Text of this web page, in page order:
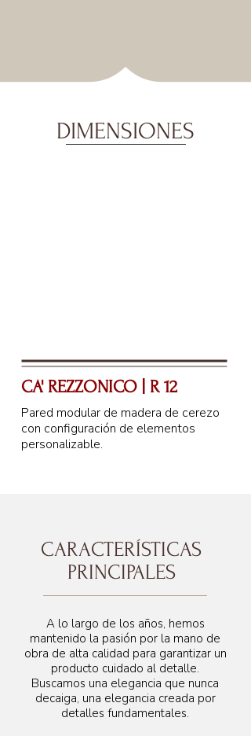
DIMENSIONES
CA' REZZONICO | R 12
Pared modular de madera de cerezo
con configuración de elementos
personalizable.
CARACTERÍSTICAS
PRINCIPALES
A lo largo de los años, hemos
mantenido la pasión por la mano de
obra de alta calidad para garantizar un
producto cuidado al detalle.
Buscamos una elegancia que nunca
decaiga, una elegancia creada por
detalles fundamentales.